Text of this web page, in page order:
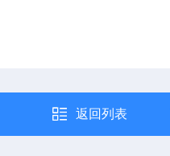
返回列表